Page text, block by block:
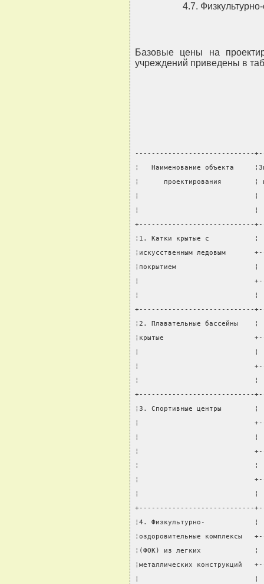
4.7.
Базовые цены на
учреждений приведены в
-----------------------------
¦   Наименование объекта
¦      проектирования        ¦
¦                            ¦
¦                            ¦
+----------------------------
¦1. Катки крытые с
¦искусственным ледовым
¦покрытием                   ¦
¦
¦                            ¦
+----------------------------
¦2. Плавательные
¦крытые
¦                            ¦
¦
¦                            ¦
+----------------------------
¦3. Спортивные центры
¦
¦                            ¦
¦
¦                            ¦
¦
¦                            ¦
+----------------------------
¦4. Физкультурно-
¦оздоровительные
¦(ФОК) из легких
¦металлических
¦                            ¦